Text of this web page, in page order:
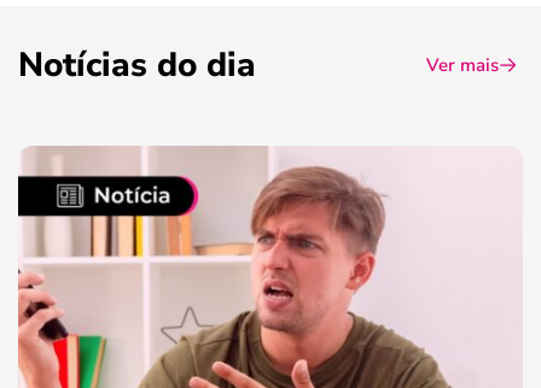
Notícias do dia Ver mais